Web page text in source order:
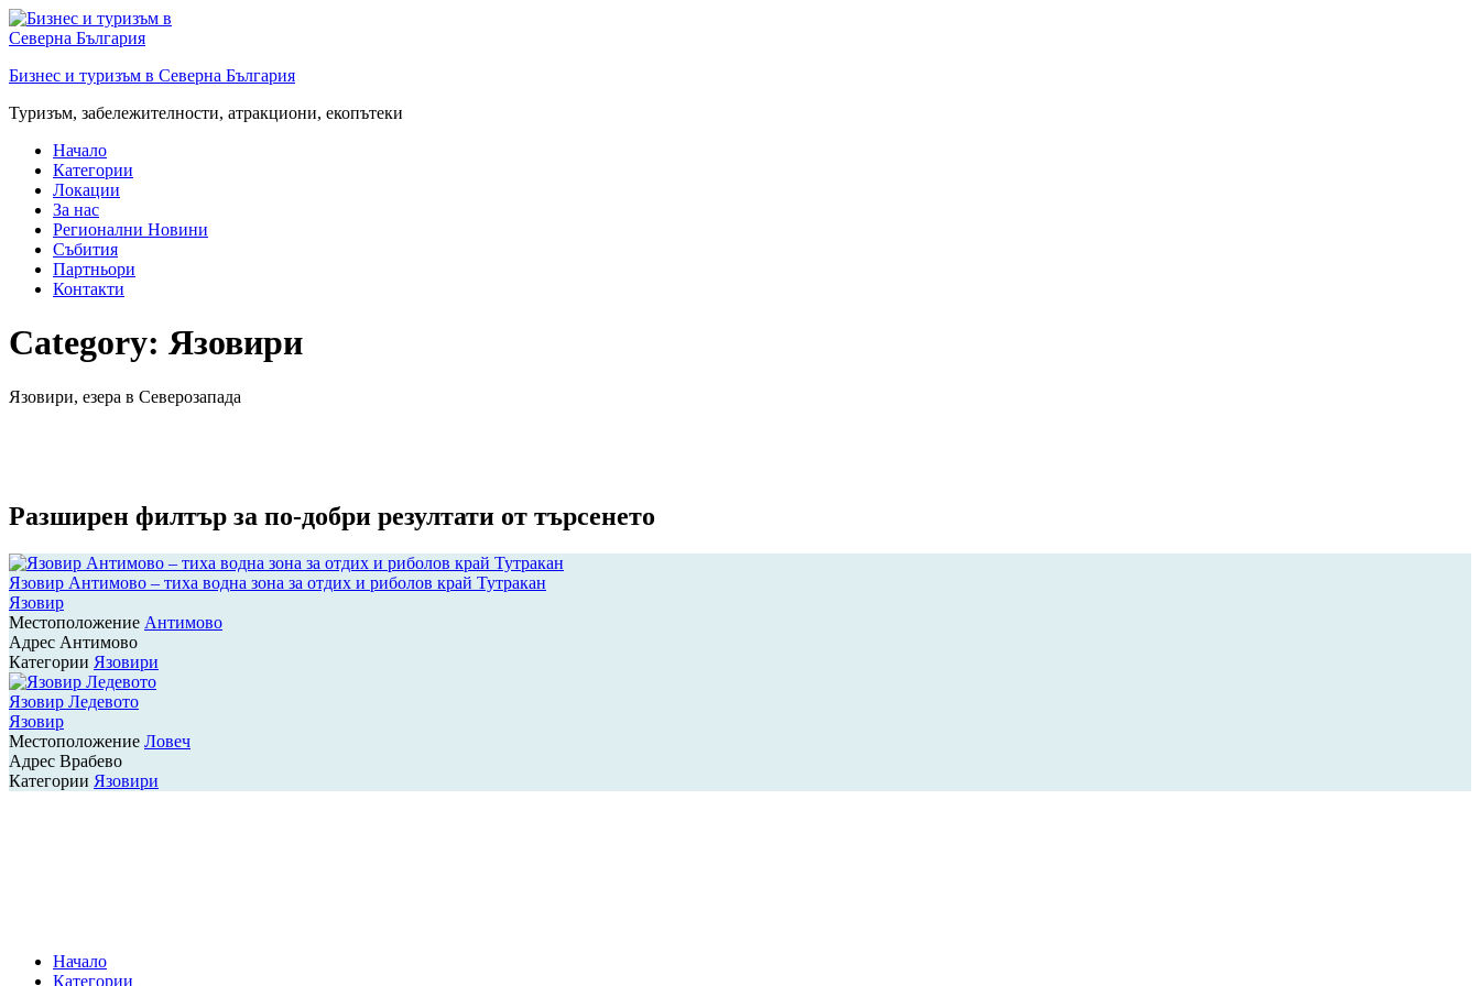
Преминете
към
Бизнес и туризъм в Северна България
Туризъм, забележителности, атракциони, екопътеки
Начало
Категории
Локации
За нас
Регионални Новини
Събития
Партньори
Контакти
Category: Язовири
Язовири, езера в Северозапада
Разширен филтър за по-добри резултати от търсенето
Язовир Антимово – тиха водна зона за отдих и риболов край Тутракан
Язовир
Местоположение Антимово
Адрес Антимово
Категории Язовири
Язовир Ледевото
Язовир
Местоположение Ловеч
Адрес Врабево
Категории Язовири
Начало
Категории